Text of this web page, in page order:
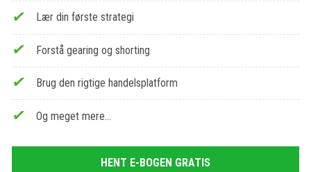
Lær din første strategi
Forstå gearing og shorting
Brug den rigtige handelsplatform
Og meget mere…
HENT E-BOGEN GRATIS